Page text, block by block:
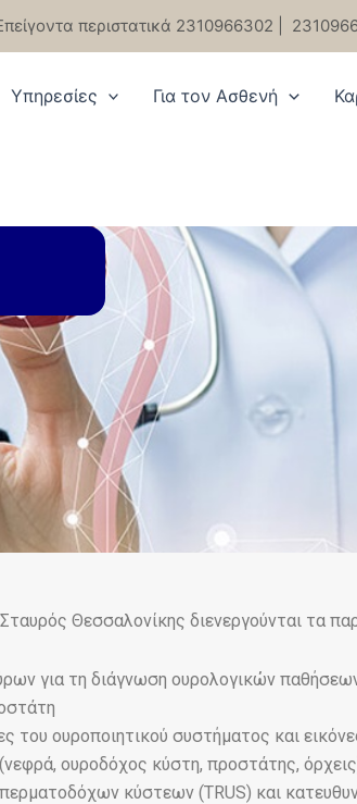
περιστατικά 2310966302
Υπηρεσίες Για τον Ασθενή
Θεσσαλονίκης διενεργούνται τα
για τη διάγνωση ουρολογικών
του ουροποιητικού συστήματος και
ουροδόχος κύστη, προστάτης,
κύστεων (TRUS) και